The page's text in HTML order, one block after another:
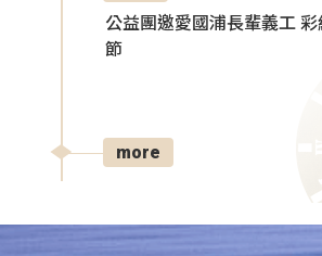
公益團邀愛國浦長輩義工
節
more